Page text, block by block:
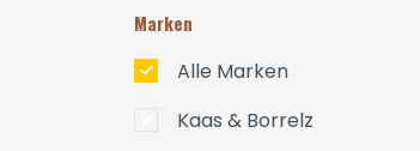
Marken
Alle Marken
Kaas & Borrelz